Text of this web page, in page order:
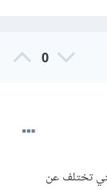
0
تختلف عن